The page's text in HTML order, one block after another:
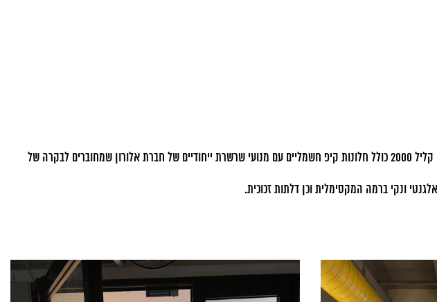
פרויקט מיוחד של משרדי חברת גליל מדיקל ביקנעם ובביצוע של חברת מעדר נמרוד בע"מ, בעבודה זו שילבנו דלתות מדגמי קליל 2000 כולל חלונות קיפ חשמליים עם מנועי שרשרת ייחודיים של חברת אלורון שמחוברים לבקרה של
ונקי ברמה המקסימלית וכן דלתות זכוכית.